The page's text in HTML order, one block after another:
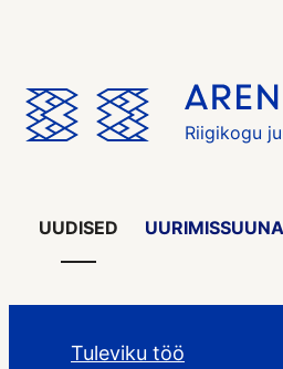
Riigikogu
UUDISED
Tuleviku töö